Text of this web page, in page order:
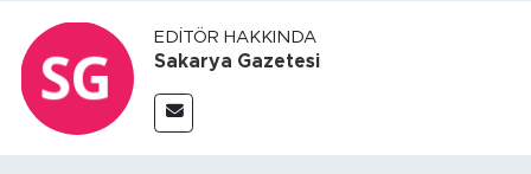
EDITÖR HAKKINDA
Sakarya Gazetesi